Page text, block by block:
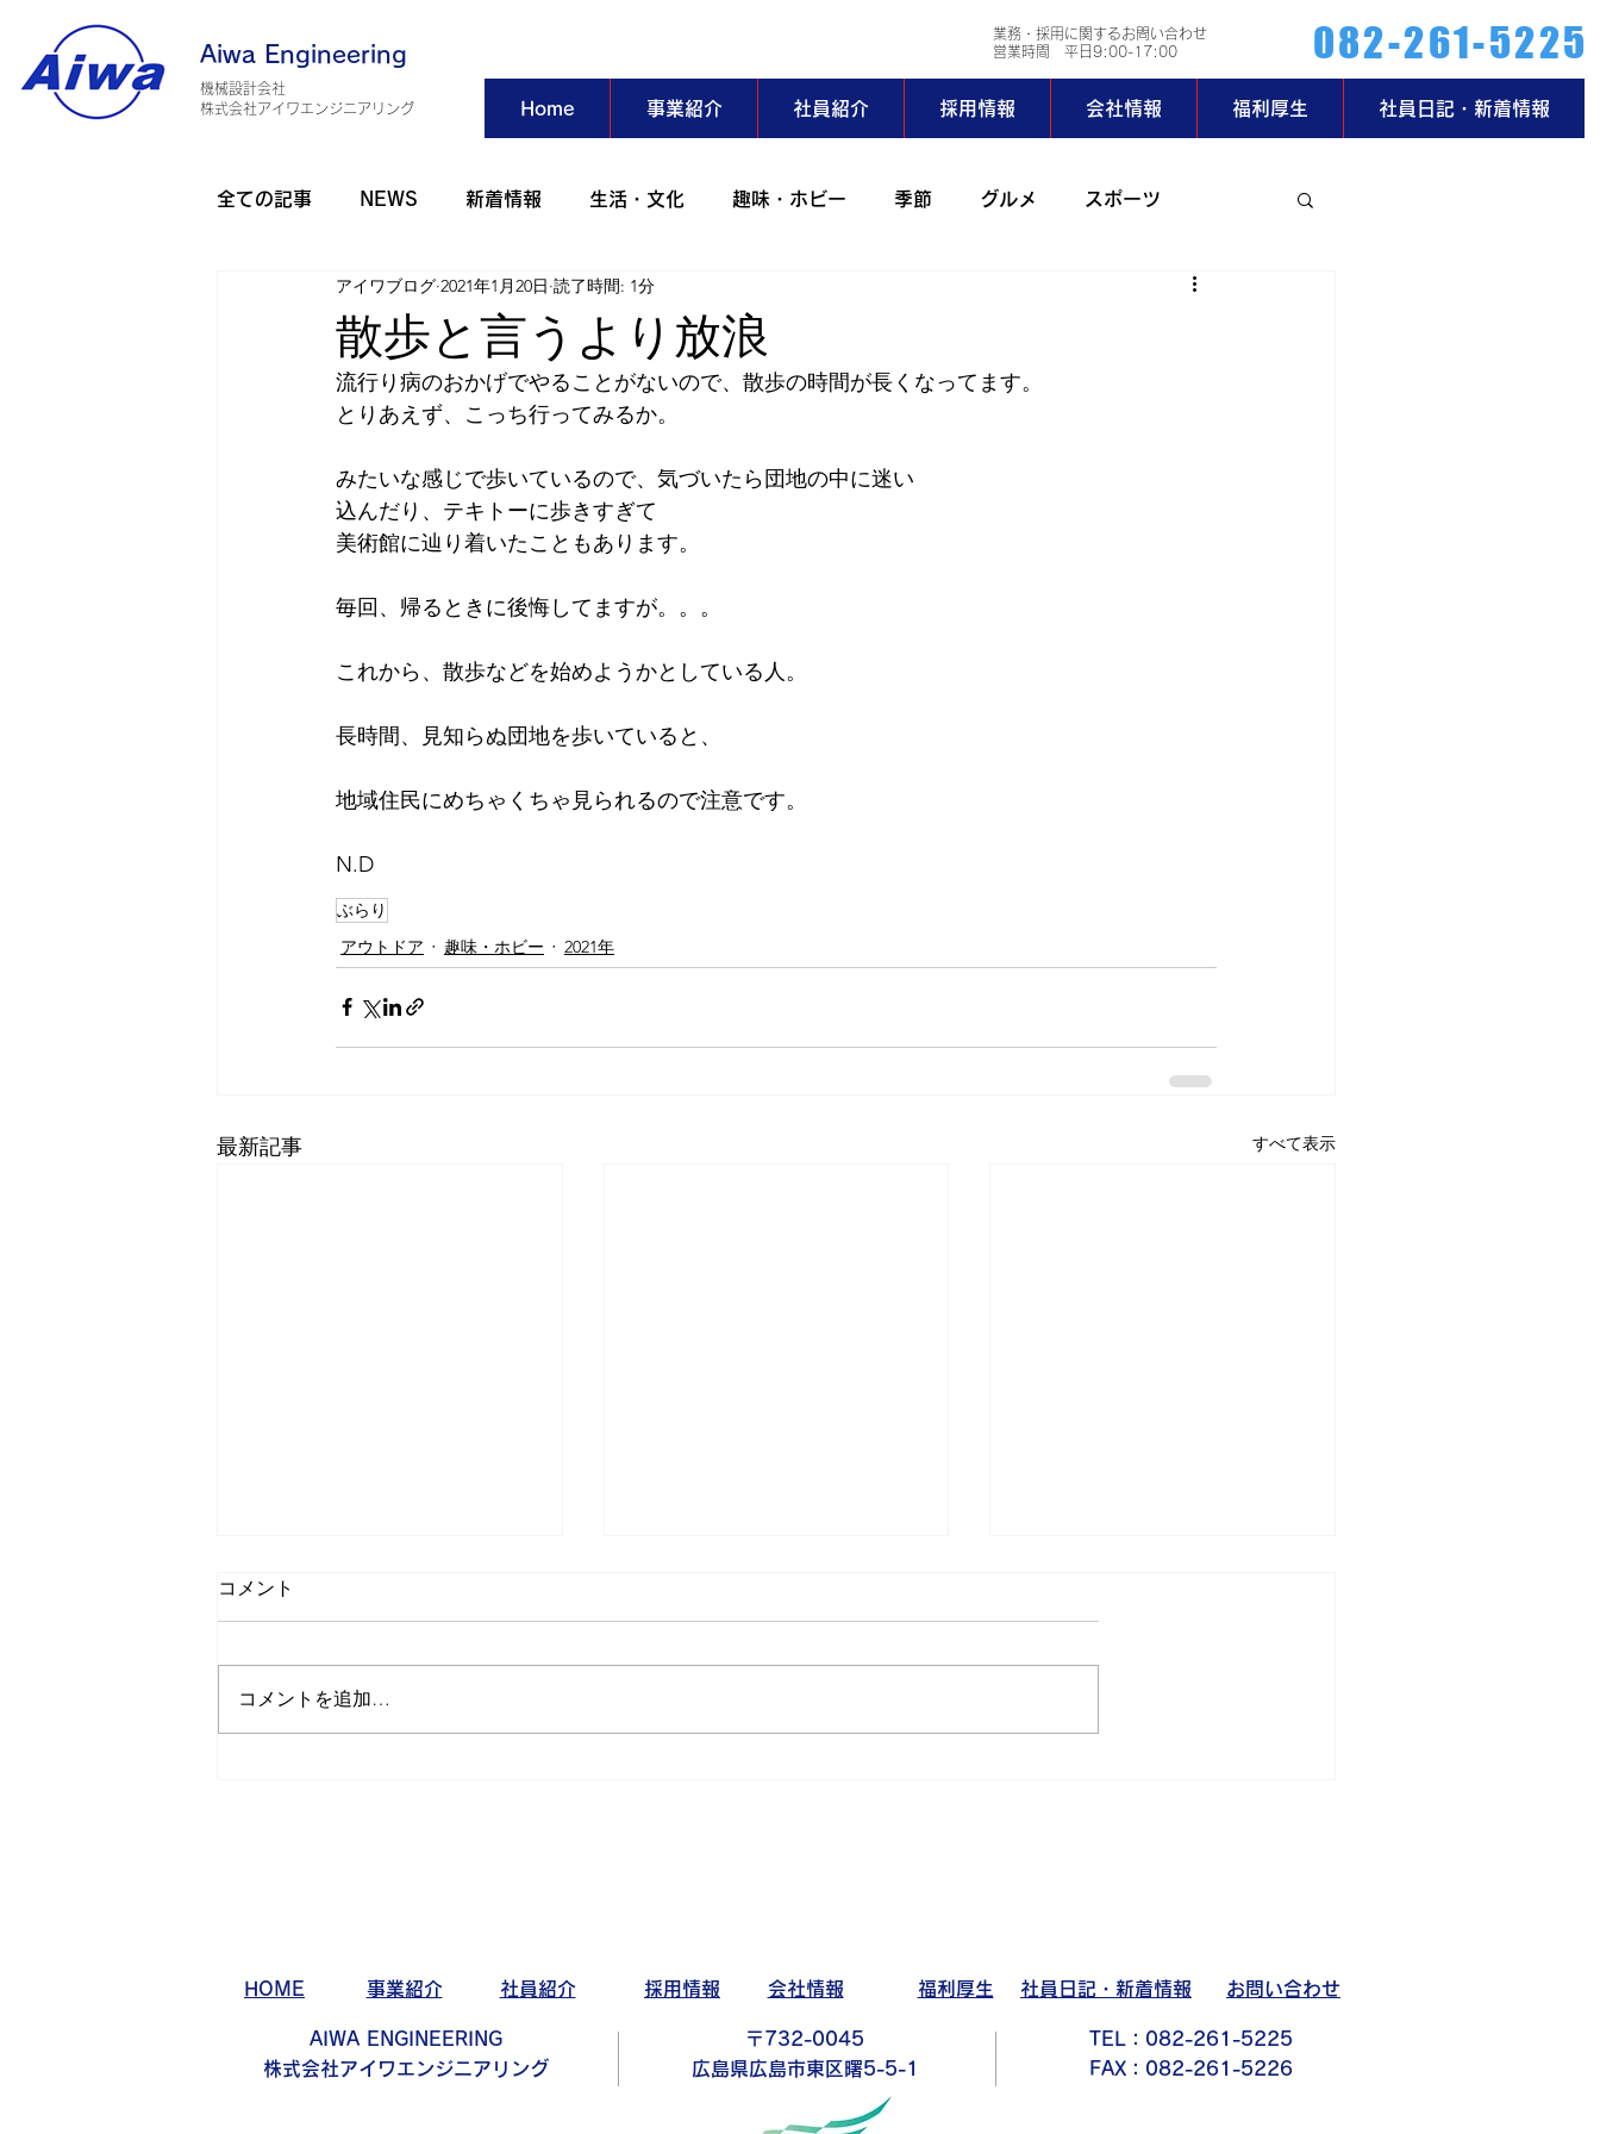
Aiwa Engineering
機械設計会社
​株式会社アイワエンジニアリング
業務・採用に関するお問い合わせ
​営業時間 平日9:00-17:00
082-261-5225
Home 事業紹介 社員紹介 採用情報 会社情報 福利厚生 社員日記・新着情報
全ての記事 NEWS 新着情報 生活・文化 趣味・ホビー 季節 グルメ スポーツ
旅行・観光 アウトドア 会社行事
アイワゴルフ部 アイワダーツ部 AIWAホッとステーション 野外活動サークル
AHO 健康 2025年 2024年 2023年 2022年 2021年
散歩と言うより放浪
アイワブログ 2021年1月20日 読了時間: 1分
流行り病のおかげでやることがないので、散歩の時間が長くなってます。
とりあえず、こっち行ってみるか。
みたいな感じで歩いているので、気づいたら団地の中に迷い
込んだり、テキトーに歩きすぎて
美術館に辿り着いたこともあります。
毎回、帰るときに後悔してますが。。。
これから、散歩などを始めようかとしている人。
長時間、見知らぬ団地を歩いていると、
地域住民にめちゃくちゃ見られるので注意です。
N.D
ぶらり
アウトドア
趣味・ホビー 2021年
最新記事 すべて表示
コメント
コメントを追加…
HOME 事業紹介 社員紹介 採用情報 会社情報 社員日記・新着情報 お問い合わせ
福利厚生
AIWA ENGINEERING
株式会社アイワエンジニアリング
〒732-0045
広島県広島市東区曙5-5-1
TEL：082-261-5225
FAX：082-261-5226